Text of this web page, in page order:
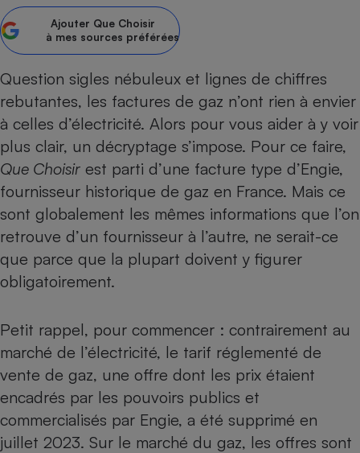
Ajouter Que Choisir
à mes sources préférées
Question sigles nébuleux et lignes de chiffres
rebutantes, les factures de gaz n’ont rien à envier
à celles d’électricité. Alors pour vous aider à y voir
plus clair, un décryptage s’impose. Pour ce faire,
Que Choisir est parti d’une facture type d’Engie,
fournisseur historique de gaz en France. Mais ce
sont globalement les mêmes informations que l’on
retrouve d’un fournisseur à l’autre, ne serait-ce
que parce que la plupart doivent y figurer
obligatoirement.
Petit rappel, pour commencer : contrairement au
marché de l’électricité, le tarif réglementé de
vente de gaz, une offre dont les prix étaient
encadrés par les pouvoirs publics et
commercialisés par Engie, a été supprimé en
juillet 2023. Sur le marché du gaz, les offres sont
bouteille
Assurance emprunteur
Banque
Lave-linge
Plaque de cuisson à
Téléviseur
Téléphone mobile -
Smartphone
Matelas
Antimoustique